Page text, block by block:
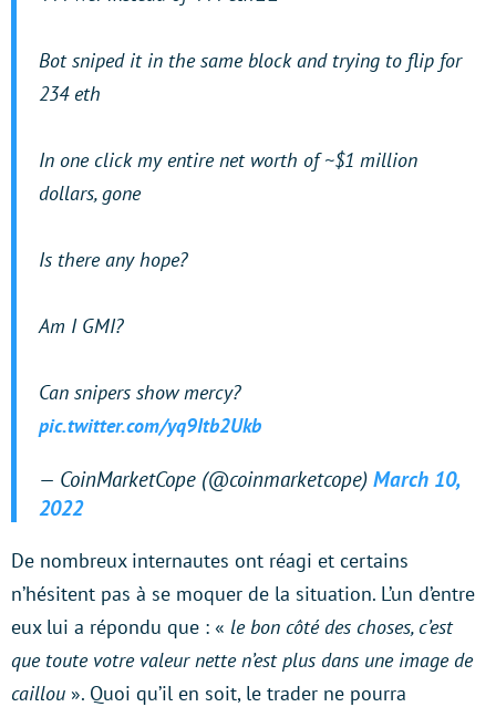
Bot sniped it in the same block and trying to flip for
234 eth
In one click my entire net worth of ~$1 million
dollars, gone
Is there any hope?
Am I GMI?
Can snipers show mercy?
pic.twitter.com/yq9Itb2Ukb
— CoinMarketCope (@coinmarketcope) March 10,
2022
De nombreux internautes ont réagi et certains
n’hésitent pas à se moquer de la situation. L’un d’entre
eux lui a répondu que : « le bon côté des choses, c’est
que toute votre valeur nette n’est plus dans une image de
caillou ». Quoi qu’il en soit, le trader ne pourra